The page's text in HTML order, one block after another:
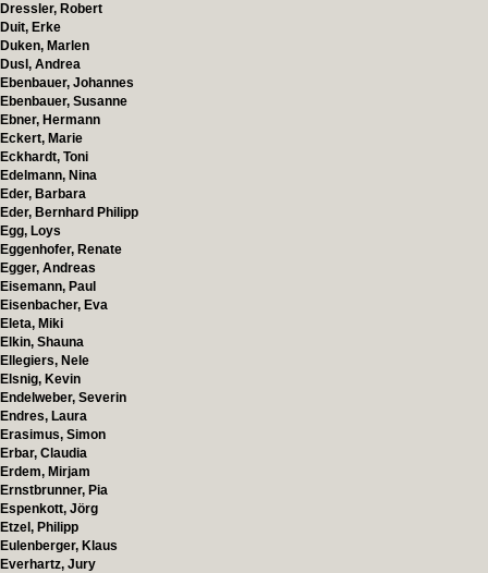
Dressler, Robert
Duit, Erke
Duken, Marlen
Dusl, Andrea
Ebenbauer, Johannes
Ebenbauer, Susanne
Ebner, Hermann
Eckert, Marie
Eckhardt, Toni
Edelmann, Nina
Eder, Barbara
Eder, Bernhard Philipp
Egg, Loys
Eggenhofer, Renate
Egger, Andreas
Eisemann, Paul
Eisenbacher, Eva
Eleta, Miki
Elkin, Shauna
Ellegiers, Nele
Elsnig, Kevin
Endelweber, Severin
Endres, Laura
Erasimus, Simon
Erbar, Claudia
Erdem, Mirjam
Ernstbrunner, Pia
Espenkott, Jörg
Etzel, Philipp
Eulenberger, Klaus
Everhartz, Jury